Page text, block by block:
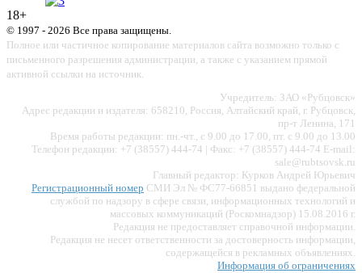
18+
© 1997 - 2026 Все права защищены.
Полное или частичное копирование материалов сайта возможно только с
письменного разрешения администрации, а также с указанием прямой
активной ссылки на источник.
Учредитель: ЗАО «Рубцовск»
Адрес редакции и издателя: 658210, Россия, Алтайский край, г. Рубцовск,
пр-т Ленина, 171
Время работы редакции: пн.-чт., с 9.00 до 17.00, пт. с 9.00 до 13.00
Телефон редакции: +7 (38557) 444-74 | Факс: +7 (38557) 444-74 E-mail:
sale@rubtsovsk.ru
Главный редактор: Курков Андрей Юрьевич
Регистрационный номер СМИ Эл № ФС77-66851 выдано федеральной
службой по надзору в сфере связи, информационных технологий и
массовых коммуникаций (Роскомнадзор) 15.08.2016 г.
Редакция не предоставляет справочной информации.
Редакция не несет ответственности за достоверность информации,
содержащейся в рекламных объявлениях.
Информация об ограничениях